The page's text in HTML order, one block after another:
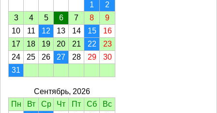
1
2
3
4 5 6 7 8
9
10
11 12 13 14 15
16
17
18 19 20 21 22
23
24
25 26 27 28 29
30
31
Сентябрь, 2026
Пн
Вт Ср Чт Пт Сб
Вс